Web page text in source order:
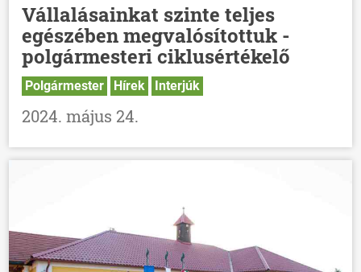
Vállalásainkat szinte teljes
egészében megvalósítottuk -
polgármesteri ciklusértékelő
Polgármester Hírek Interjúk
2024. május 24.